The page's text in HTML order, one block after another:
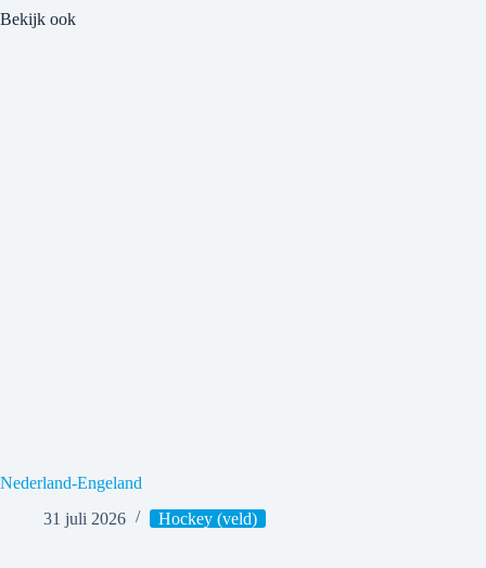
Bekijk ook
Nederland-Engeland
31 juli 2026
Hockey (veld)